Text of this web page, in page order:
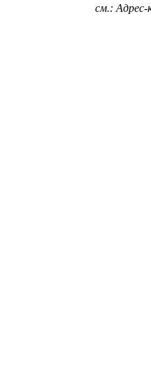
см.: Адрес-